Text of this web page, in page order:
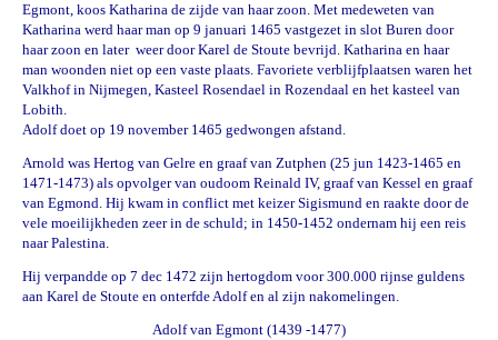
Egmont, koos Katharina de zijde van haar zoon. Met medeweten van
Katharina werd haar man op 9 januari 1465 vastgezet in slot Buren door
haar zoon en later weer door Karel de Stoute bevrijd. Katharina en haar
man woonden niet op een vaste plaats. Favoriete verblijfplaatsen waren het
Valkhofin Nijmegen, Kasteel Rosendael in Rozendaal en het kasteel van
Lobith.
Adolf doet op 19 november 1465 gedwongen afstand.
Arnold was Hertog van Gelre en graaf van Zutphen (25 jun 1423-1465 en
1471-1473) als opvolger van oudoom Reinald IV, graaf van Kessel en graaf
van Egmond. Hij kwam in conflict met keizer Sigismund en raakte door de
vele moeilijkheden zeer in de schuld; in 1450-1452 ondernam hij een reis
naar Palestina.
Hij verpandde op 7 dec 1472 zijn hertogdom voor 300.000 rijnse guldens
aan Karel de Stoute en onterfde Adolf en al zijn nakomelingen.
Adolf van Egmont (1439 -1477)